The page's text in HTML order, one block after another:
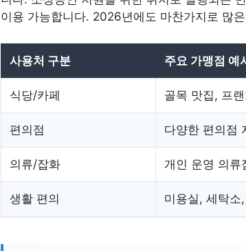
이용 가능합니다. 2026년에도 마찬가지로 많
사용처 구분 주요 가맹점 예
식당/카페 골목 맛집, 프
편의점 다양한 편의점
의류/잡화 개인 운영 의류
생활 편의 미용실, 세탁소